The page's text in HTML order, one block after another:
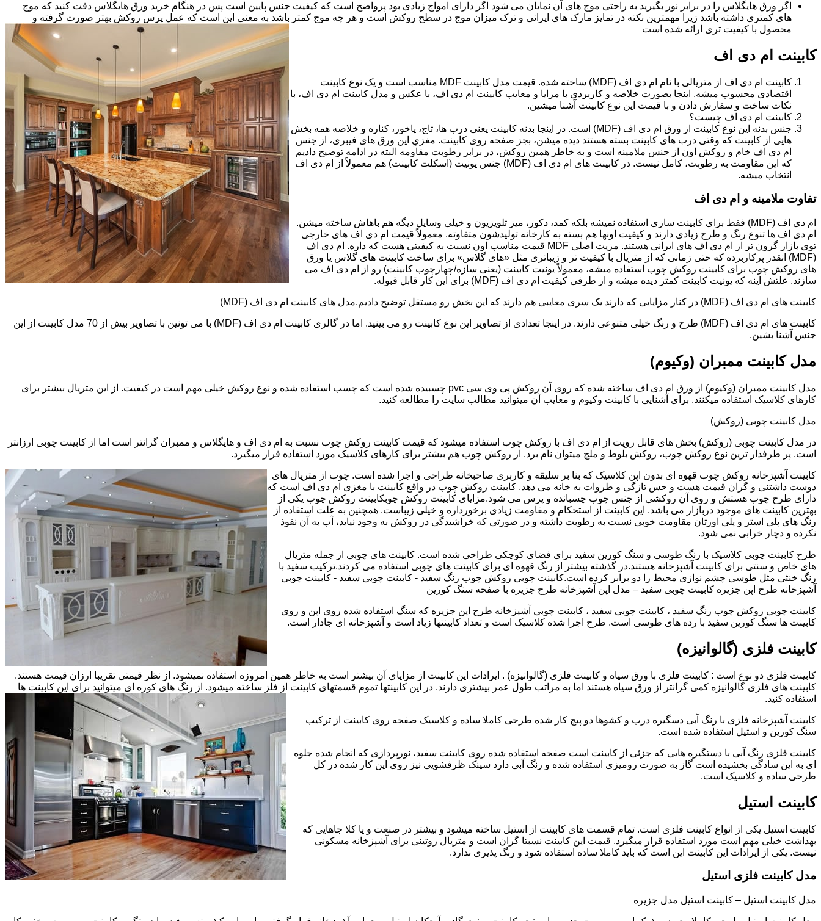
اگر ورق هایگلاس را در برابر نور بگیرید به راحتی موج های آن نمایان می شود اگر دارای امواج زیادی بود پرواضح است که کیفیت جنس پایین است پس در هنگام خرید ورق هایگلاس دقت کنید که موج
های کمتری داشته باشد زیرا مهمترین نکته در تمایز مارک های ایرانی و ترک میزان موج در سطح روکش است و هر چه موج کمتر باشد به معنی این است که عمل پرس روکش بهتر صورت گرفته و
محصول با کیفیت تری ارائه شده است
کابینت ام دی اف
کابینت ام دی اف از متریالی با نام ام دی اف (MDF) ساخته شده. قیمت مدل کابینت MDF مناسب است و یک نوع کابینت
اقتصادی محسوب میشه. اینجا بصورت خلاصه و کاربردی با مزایا و معایب کابینت ام دی اف، با عکس و مدل کابینت ام دی اف، با
نکات ساخت و سفارش دادن و با قیمت این نوع کابینت آشنا میشین.
کابینت ام دی اف چیست؟
جنس بدنه این نوع کابینت از ورق ام دی اف (MDF) است. در اینجا بدنه کابینت یعنی درب ها، تاج، پاخور، کناره و خلاصه همه بخش
هایی از کابینت که وقتی درب های کابینت بسته هستند دیده میشن، بجز صفحه روی کابینت. مغزیِ این ورق های فیبری، از جنس
ام دی اف خام و روکش اون از جنس ملامینه است و به خاطر همین روکش، در برابر رطوبت مقاومه البته در ادامه توضیح دادیم
که این مقاومت به رطوبت، کامل نیست. در کابینت های ام دی اف (MDF) جنس یونیت (اسکلت کابینت) هم معمولاً از ام دی اف
انتخاب میشه.
تفاوت ملامینه و ام دی اف
ام دی اف (MDF) فقط برای کابینت سازی استفاده نمیشه بلکه کمد، دکور، میز تلویزیون و خیلی وسایل دیگه هم باهاش ساخته میشن.
ام دی اف ها تنوع رنگ و طرح زیادی دارند و کیفیت اونها هم بسته به کارخانه تولیدشون متفاوته. معمولاً قیمت ام دی اف های خارجی
توی بازار گرون تر از ام دی اف های ایرانی هستند. مزیت اصلی MDF قیمت مناسب اون نسبت به کیفیتی هست که داره. ام دی اف
(MDF) انقدر پرکاربرده که حتی زمانی که از متریال با کیفیت تر و زیباتری مثل «های گلاس» برای ساخت کابینت های گلاس یا ورق
های روکش چوب برای کابینت روکش چوب استفاده میشه، معمولاً یونیت کابینت (یعنی سازه/چهارچوب کابینت) رو از ام دی اف می
سازند. علتش اینه که یونیت کابینت کمتر دیده میشه و از طرفی کیفیت ام دی اف (MDF) برای این کار قابل قبوله.
کابینت های ام دی اف (MDF) در کنار مزایایی که دارند یک سری معایبی هم دارند که این بخش رو مستقل توضیح دادیم.مدل های کابینت ام دی اف (MDF)
کابینت های ام دی اف (MDF) طرح و رنگ خیلی متنوعی دارند. در اینجا تعدادی از تصاویر این نوع کابینت رو می بینید. اما در گالری کابینت ام دی اف (MDF) با می تونین با تصاویر بیش از 70 مدل کابینت از این
جنس آشنا بشین.
مدل کابینت ممبران (وکیوم)
مدل کابینت ممبران (وکیوم) از ورق ام دی اف ساخته شده که روی آن روکش پی وی سی pvc چسبیده شده است که چسب استفاده شده و نوع روکش خیلی مهم است در کیفیت. از این متریال بیشتر برای
کارهای کلاسیک استفاده میکنند. برای آشنایی با کابینت وکیوم و معایب آن میتوانید مطالب سایت را مطالعه کنید.
مدل کابینت چوبی (روکش)
در مدل کابینت چوبی (روکش) بخش های قابل رویت از ام دی اف با روکش چوب استفاده میشود که قیمت کابینت روکش چوب نسبت به ام دی اف و هایگلاس و ممبران گرانتر است اما از کابینت چوبی ارزانتر
است. پر طرفدار ترین نوع روکش چوب، روکش بلوط و ملچ میتوان نام برد. از روکش چوب هم بیشتر برای کارهای کلاسیک مورد استفاده قرار میگیرد.
کابینت آشپزخانه روکش چوب قهوه ای بدون اپن کلاسیک که بنا بر سلیقه و کاربری صاحبخانه طراحی و اجرا شده است. چوب از متریال های
دوست داشتنی و گران قیمت هست و حس تازگی و طروات به خانه می دهد. کابینت روکش چوب در واقع کابینت با مغزی ام دی اف است که
دارای طرح چوب هستش و روی آن روکشی از جنس چوب چسبانده و پرس می شود.مزایای کابینت روکش چوبکابینت روکش چوب یکی از
بهترین کابینت های موجود دربازار می باشد. این کابینت از استحکام و مقاومت زیادی برخورداره و خیلی زیباست. همچنین به علت استفاده از
رنگ های پلی استر و پلی اورتان مقاومت خوبی نسبت به رطوبت داشته و در صورتی که خراشیدگی در روکش به وجود نیاید، آب به آن نفوذ
نکرده و دچار خرابی نمی شود.
طرح کابینت چوبی کلاسیک با رنگ طوسی و سنگ کورین سفید برای فضای کوچکی طراحی شده است. کابینت های چوبی از جمله متریال
های خاص و سنتی برای کابینت آشپزخانه هستند.در گذشته بیشتر از رنگ قهوه ای برای کابینت های چوبی استفاده می کردند.ترکیب سفید با
رنگ خنثی مثل طوسی چشم نوازی محیط را دو برابر کرده است.کابینت چوبی روکش چوب رنگ سفید - کابینت چوبی سفید - کابینت چوبی
آشپزخانه طرح اپن جزیره کابینت چوبی سفید – مدل اپن آشپزخانه طرح جزیره با صفحه سنگ کورین
کابینت چوبی روکش چوب رنگ سفید ، کابینت چوبی سفید ، کابینت چوبی آشپزخانه طرح اپن جزیره که سنگ استفاده شده روی اپن و روی
کابینت ها سنگ کورین سفید با رده های طوسی است. طرح اجرا شده کلاسیک است و تعداد کابینتها زیاد است و آشپزخانه ای جادار است.
کابینت فلزی (گالوانیزه)
کابینت فلزی دو نوع است : کابینت فلزی با ورق سیاه و کابینت فلزی (گالوانیزه) . ایرادات این کابینت از مزایای آن بیشتر است به خاطر همین امروزه استفاده نمیشود. از نظر قیمتی تقریبا ارزان قیمت هستند.
کابینت های فلزی گالوانیزه کمی گرانتر از ورق سیاه هستند اما به مراتب طول عمر بیشتری دارند. در این کابینتها تموم قسمتهای کابینت از فلز ساخته میشود. از رنگ های کوره ای میتوانید برای این کابینت ها
استفاده کنید.
کابینت آشپزخانه فلزی با رنگ آبی دسگیره درب و کشوها دو پیچ کار شده طرحی کاملا ساده و کلاسیک صفحه روی کابینت از ترکیب
سنگ کورین و استیل استفاده شده است.
کابینت فلزی رنگ آبی با دستگیره هایی که جزئی از کابینت است صفحه استفاده شده روی کابینت سفید، نورپردازی که انجام شده جلوه
ای به این سادگی بخشیده است گاز به صورت رومیزی استفاده شده و رنگ آبی دارد سینک ظرفشویی نیز روی اپن کار شده در کل
طرحی ساده و کلاسیک است.
کابینت استیل
کابینت استیل یکی از انواع کابینت فلزی است. تمام قسمت های کابینت از استیل ساخته میشود و بیشتر در صنعت و یا کلا جاهایی که
بهداشت خیلی مهم است مورد استفاده قرار میگیرد. قیمت این کابینت نسبتا گران است و متریال روتینی برای آشپزخانه مسکونی
نیست. یکی از ایرادات این کابینت این است که باید کاملا ساده استفاده شود و رنگ پذیری ندارد.
مدل کابینت فلزی استیل
مدل کابینت استیل – کابینت استیل مدل جزیره